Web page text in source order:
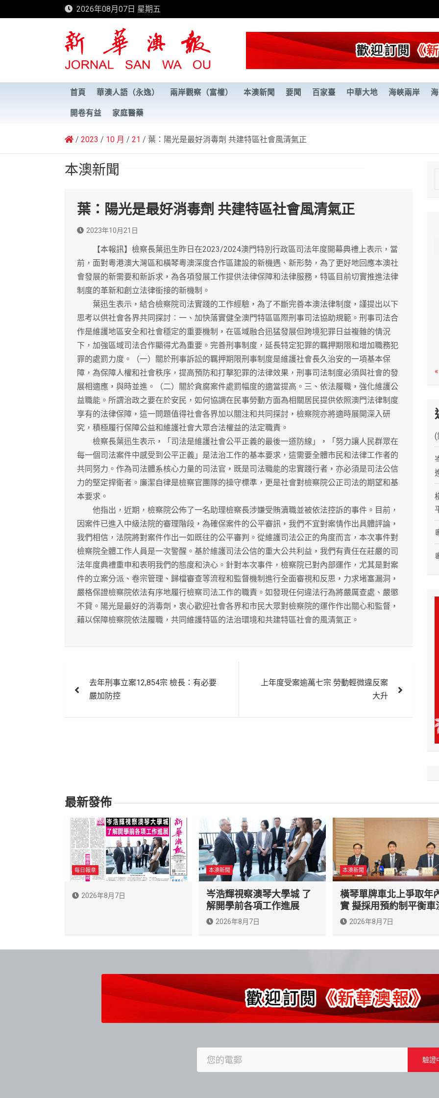
to
2026年08月07日 星期五
新華澳報
首頁 華澳人語（永逸） 兩岸觀察（富權） 本澳新聞 要聞 百家臺 中華大地 海峽兩岸
開卷有益 家庭醫藥
2023 10 月 21 葉：陽光是最好消毒劑 共建特區社會風清氣正
本澳新聞
葉：陽光是最好消毒劑 共建特區社會風清氣正
2023年10月21日
【本報訊】檢察長葉迅生昨日在2023/2024澳門特別行政區司法年度開幕典禮上表示，當
前，面對粵港澳大灣區和橫琴粵澳深度合作區建設的新機遇、新形勢，為了更好地回應本澳社
會發展的新需要和新訴求，為各項發展工作提供法律保障和法律服務，特區目前切實推進法律
制度的革新和創立法律銜接的新機制。
葉迅生表示，結合檢察院司法實踐的工作經驗，為了不斷完善本澳法律制度，謹提出以下
思考以供社會各界共同探討︰一、加快落實健全澳門特區區際刑事司法協助規範。刑事司法合
作是維護地區安全和社會穩定的重要機制，在區域融合迅猛發展但跨境犯罪日益複雜的情況
下，加強區域司法合作顯得尤為重要。完善刑事制度，延長特定犯罪的羈押期限和增加職務犯
罪的處罰力度。（一）關於刑事訴訟的羈押期限刑事制度是維護社會長久治安的一項基本保
障，為保障人權和社會秩序，提高預防和打擊犯罪的法律效果，刑事司法制度必須與社會的發
展相適應，與時並進。（二）關於貪腐案件處罰幅度的適當提高。三、依法履職，強化維護公
益職能。所謂治政之要在於安民，如何協調在民事勞動方面為相關居民提供依照澳門法律制度
享有的法律保障，這一問題值得社會各界加以關注和共同探討，檢察院亦將適時展開深入研
究，積極履行保障公益和維護社會大眾合法權益的法定職責。
檢察長葉迅生表示，「司法是維護社會公平正義的最後一道防線」，「努力讓人民群眾在
每一個司法案件中感受到公平正義」是法治工作的基本要求，這需要全體市民和法律工作者的
共同努力。作為司法體系核心力量的司法官，既是司法職能的忠實踐行者，亦必須是司法公信
力的堅定捍衛者。廉潔自律是檢察官團隊的操守標準，更是社會對檢察院公正司法的期望和基
本要求。
他指出，近期，檢察院公佈了一名助理檢察長涉嫌受賄瀆職並被依法控訴的事件。目前，
因案件已進入中級法院的審理階段，為確保案件的公平審訊，我們不宜對案情作出具體評論，
我們相信，法院將對案件作出一如既往的公平審判。從維護司法公正的角度而言，本次事件對
檢察院全體工作人員是一次警醒。基於維護司法公信的重大公共利益，我們有責任在莊嚴的司
法年度典禮重申和表明我們的態度和決心。針對本次事件，檢察院已對內部運作，尤其是對案
件的立案分派、卷宗管理、歸檔審查等流程和監督機制進行全面審視和反思，力求堵塞漏洞，
嚴格保證檢察院依法有序地履行檢察司法工作的職責。如發現任何違法行為將嚴厲查處、嚴懲
不貸。陽光是最好的消毒劑，衷心歡迎社會各界和市民大眾對檢察院的運作作出關心和監督，
藉以保障檢察院依法履職，共同維護特區的法治環境和共建特區社會的風清氣正。
章
去年刑事立案12,854宗 檢長：有必要
嚴加防控
上年度受案逾萬七宗 勞動輕微違反案
大升
e
(
最新發佈
每日報章
2026年8月7日
本澳新聞
岑浩輝視察澳琴大學城 了
解開學前各項工作進展
2026年8月7日
本澳新聞
橫琴單牌車北上爭取年
實 擬採用預約制平衡車
2026年8月7日